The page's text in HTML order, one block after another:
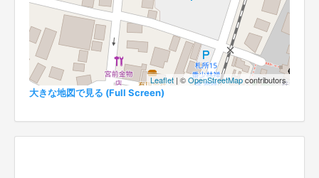
Leaflet | ©OpenStreetMapcontributors
大きな地図で見る (Full Screen)